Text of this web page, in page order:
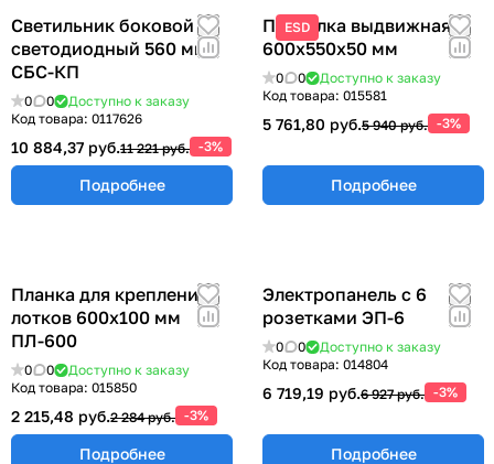
Светильник боковой
светодиодный 560 мм
СБС-КП
0 0
Доступно к заказу
Код товара: 0117626
10 884,37 руб.11 221 руб. -3%
Подробнее
ESD
ПВ Полка выдвижная
600х550х50 мм
0 0
Доступно к заказу
Код товара: 015581
5 761,80 руб.5 940 руб. -3%
Подробнее
Планка для крепления
лотков 600х100 мм
ПЛ-600
0 0
Доступно к заказу
Код товара: 015850
2 215,48 руб.2 284 руб. -3%
Подробнее
Электропанель с 6
розетками ЭП-6
0 0
Доступно к заказу
Код товара: 014804
6 719,19 руб.6 927 руб. -3%
Подробнее